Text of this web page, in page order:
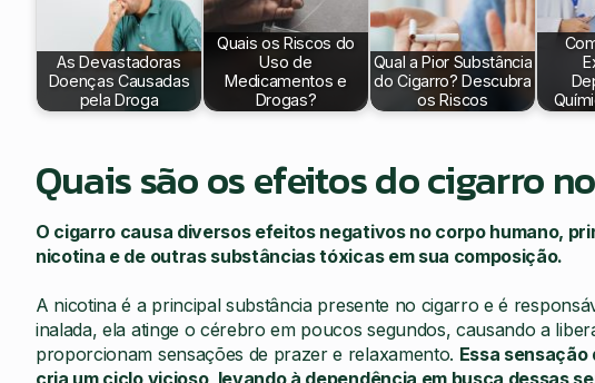
As Devastadoras
Doenças Causadas
pela Droga
Quais os Riscos do
Uso de
Medicamentos e
Drogas?
Qual a Pior Substância
do Cigarro? Descubra
os Riscos
Quais são os efeitos do cigarro
O cigarro causa diversos efeitos negativos no corpo humano,
nicotina e de outras substâncias tóxicas em sua composição.
A nicotina é a principal substância presente no cigarro e é
inalada, ela atinge o cérebro em poucos segundos, causando a
proporcionam sensações de prazer e relaxamento. Essa